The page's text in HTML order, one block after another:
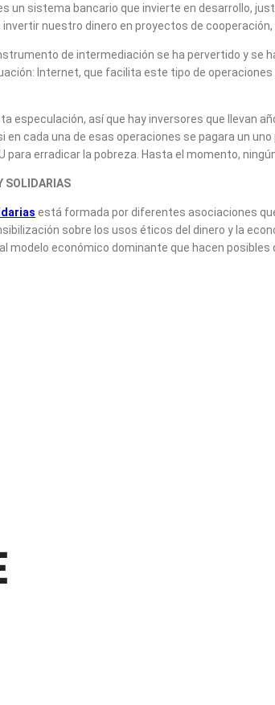
un sistema bancario que invierte en desarrollo,
nuestro dinero en proyectos de cooperación,
instrumento de intermediación se ha pervertido y
Internet, que facilita este tipo de
especulación, así que hay inversores que llevan
en cada una de esas operaciones se pagara un
para erradicar la pobreza. Hasta el momento,
SOLIDARIAS
está formada por diferentes asociaciones
sobre los usos éticos del dinero y la
económico dominante que hacen posibles